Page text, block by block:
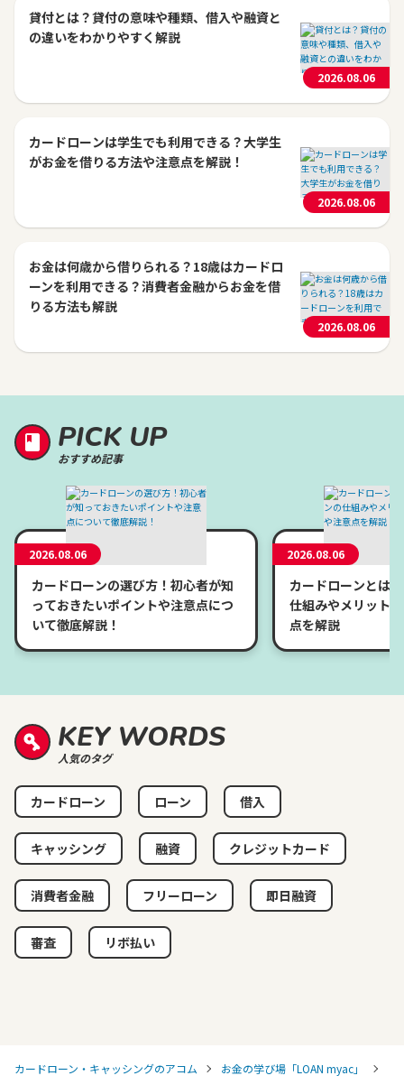
貸付とは？貸付の意味や種類、借入や融資と
の違いをわかりやすく解説
2026.08.06
カードローンは学生でも利用できる？大学生
がお金を借りる方法や注意点を解説！
2026.08.06
お金は何歳から借りられる？18歳はカードロ
ーンを利用できる？消費者金融からお金を借
りる方法も解説
2026.08.06
PICK UP
おすすめ記事
2026.08.06
カードローンの選び方！初心者が知
っておきたいポイントや注意点につ
いて徹底解説！
2026.08.06
カードローンとは
仕組みやメリット
点を解説
KEY WORDS
人気のタグ
カードローン ローン 借入
キャッシング 融資 クレジットカード
消費者金融 フリーローン 即日融資
審査 リボ払い
カードローン・キャッシングのアコム
お金の学び場「LOAN myac」